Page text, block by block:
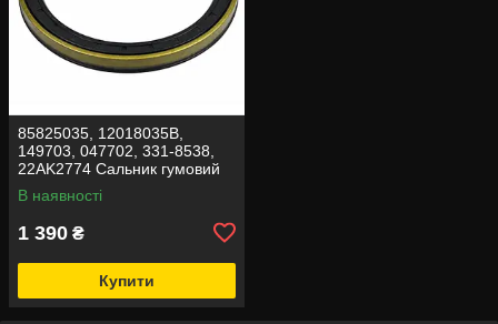
85825035, 12018035В,
149703, 047702, 331-8538,
22AK2774 Сальник гумовий
Carraro 150x180x14,4/16
В наявності
1 390 ₴
Купити